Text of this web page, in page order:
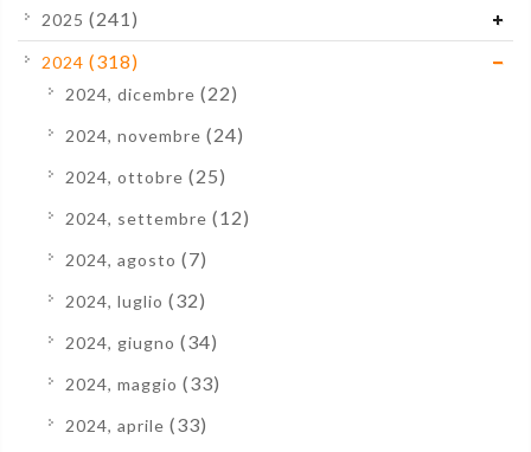
2025 (241)
2024 (318)
2024, dicembre (22)
2024, novembre (24)
2024, ottobre (25)
2024, settembre (12)
2024, agosto (7)
2024, luglio (32)
2024, giugno (34)
2024, maggio (33)
2024, aprile (33)